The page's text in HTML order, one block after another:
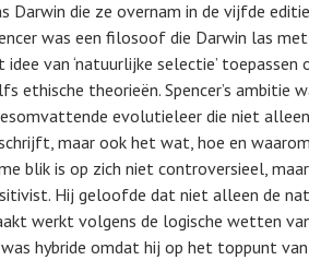
Darwin die ze overnam in de vijfde
was een filosoof die Darwin las
idee van ‘natuurlijke selectie’ toepassen
ethische theorieën. Spencer’s ambitie
evolutieleer die niet
maar ook het wat, hoe en
blik is op zich niet controversieel,
Hij geloofde dat niet alleen de
werkt volgens de logische wetten
hybride omdat hij op het toppunt